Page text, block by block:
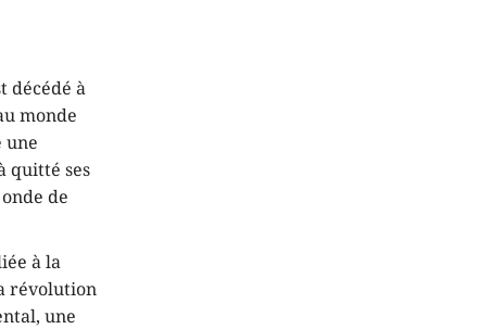
décédé à
monde
une
quitté ses
de
à la
révolution
une